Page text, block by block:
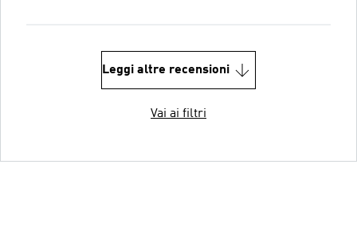
Leggi altre recensioni
Vai ai filtri